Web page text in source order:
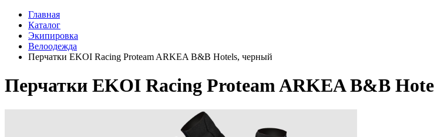
Главная
Каталог
Экипировка
Велоодежда
Перчатки EKOI Racing Proteam ARKEA B&B Hotels, черный
Перчатки EKOI Racing Proteam ARKEA B&B